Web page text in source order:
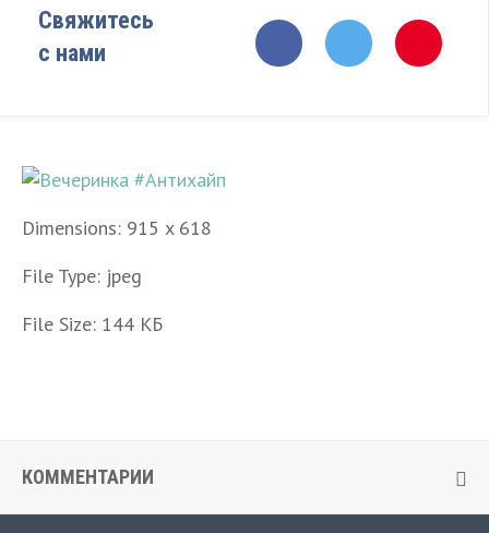
Свяжитесь
с нами
Dimensions: 915 x 618
File Type: jpeg
File Size: 144 КБ
КОММЕНТАРИИ